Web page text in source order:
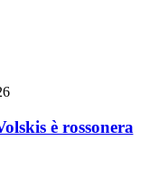
è rossonera